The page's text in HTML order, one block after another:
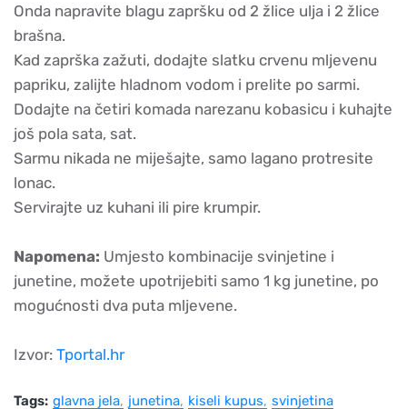
Onda napravite blagu zapršku od 2 žlice ulja i 2 žlice
brašna.
Kad zaprška zažuti, dodajte slatku crvenu mljevenu
papriku, zalijte hladnom vodom i prelite po sarmi.
Dodajte na četiri komada narezanu kobasicu i kuhajte
još pola sata, sat.
Sarmu nikada ne miješajte, samo lagano protresite
lonac.
Servirajte uz kuhani ili pire krumpir.
Napomena: Umjesto kombinacije svinjetine i
junetine, možete upotrijebiti samo 1 kg junetine, po
mogućnosti dva puta mljevene.
Izvor: Tportal.hr
Tags: glavna jela junetina kiseli kupus svinjetina